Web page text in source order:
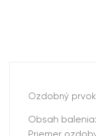
Ozdobný
Obsah